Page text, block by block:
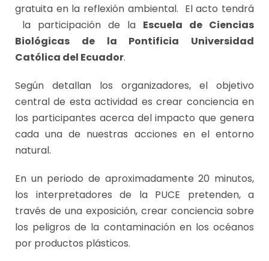
gratuita en la reflexión ambiental. El acto tendrá
la participación de la Escuela de Ciencias
Biológicas de la Pontificia Universidad
Católica del Ecuador.
Según detallan los organizadores, el objetivo
central de esta actividad es crear conciencia en
los participantes acerca del impacto que genera
cada una de nuestras acciones en el entorno
natural.
En un periodo de aproximadamente 20 minutos,
los interpretadores de la PUCE pretenden, a
través de una exposición, crear conciencia sobre
los peligros de la contaminación en los océanos
por productos plásticos.